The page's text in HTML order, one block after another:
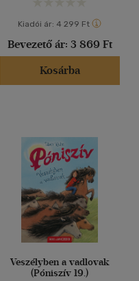
Kiadói ár: 4 299 Ft
Bevezető ár: 3 869 Ft
Kosárba
Veszélyben a vadlovak
(Póniszív 19.)